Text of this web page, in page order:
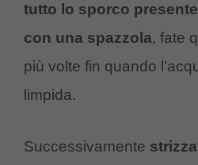
tutto lo sporco
con una spazzola, fate
più volte fin quando
limpida.
Successivamente